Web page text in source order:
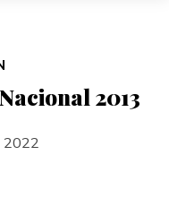
2013
2022